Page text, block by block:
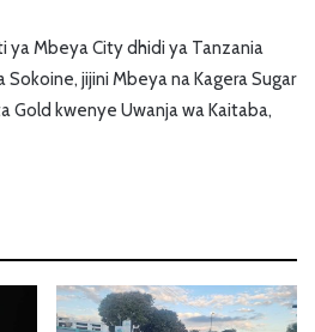
ya Mbeya City dhidi ya Tanzania
jijini Mbeya na Kagera Sugar
Gold kwenye Uwanja wa Kaitaba,